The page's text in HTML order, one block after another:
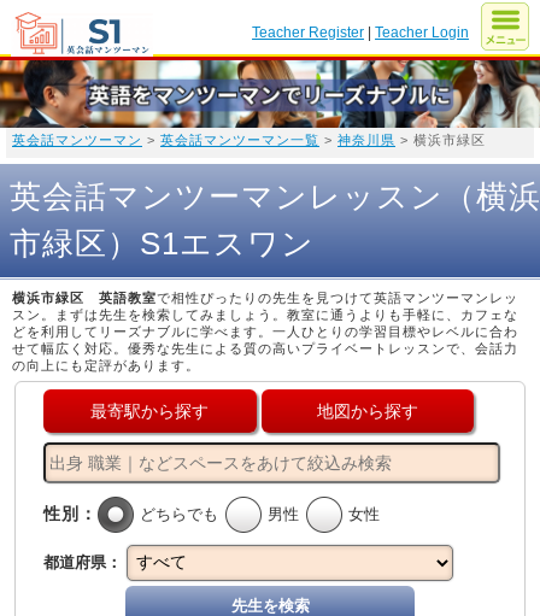
Teacher Register |Teacher Login
英会話マンツーマン > 英会話マンツーマン一覧 > 神奈川県 > 横浜市緑区
英会話マンツーマンレッスン（横浜
市緑区）S1エスワン
横浜市緑区 英語教室で相性ぴったりの先生を見つけて英語マンツーマンレッ
スン。まずは先生を検索してみましょう。教室に通うよりも手軽に、カフェな
どを利用してリーズナブルに学べます。一人ひとりの学習目標やレベルに合わ
せて幅広く対応。優秀な先生による質の高いプライベートレッスンで、会話力
の向上にも定評があります。
最寄駅から探す 地図から探す
性別： どちらでも 男性 女性
都道府県：
先生を検索